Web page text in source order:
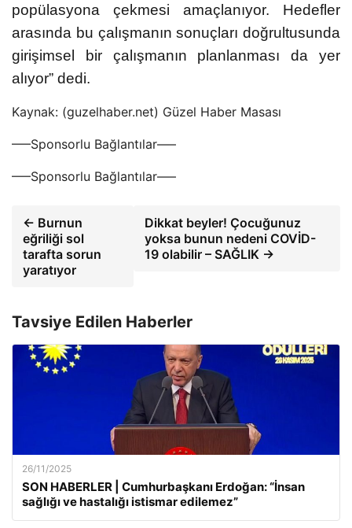
popülasyona çekmesi amaçlanıyor. Hedefler
arasında bu çalışmanın sonuçları doğrultusunda
girişimsel bir çalışmanın planlanması da yer
alıyor” dedi.
Kaynak: (guzelhaber.net) Güzel Haber Masası
—–Sponsorlu Bağlantılar—–
—–Sponsorlu Bağlantılar—–
← Burnun
eğriliği sol
tarafta sorun
yaratıyor
Dikkat beyler! Çocuğunuz
yoksa bunun nedeni COVİD-
19 olabilir – SAĞLIK →
Tavsiye Edilen Haberler
26/11/2025
SON HABERLER | Cumhurbaşkanı Erdoğan: “İnsan
sağlığı ve hastalığı istismar edilemez”